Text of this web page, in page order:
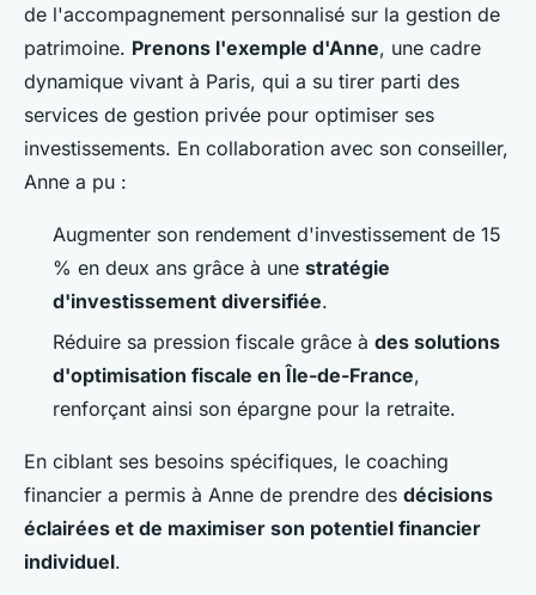
de l'accompagnement personnalisé sur la gestion de
patrimoine. Prenons l'exemple d'Anne, une cadre
dynamique vivant à Paris, qui a su tirer parti des
services de gestion privée pour optimiser ses
investissements. En collaboration avec son conseiller,
Anne a pu :
Augmenter son rendement d'investissement de 15
% en deux ans grâce à une stratégie
d'investissement diversifiée.
Réduire sa pression fiscale grâce à des solutions
d'optimisation fiscale en Île-de-France,
renforçant ainsi son épargne pour la retraite.
En ciblant ses besoins spécifiques, le coaching
financier a permis à Anne de prendre des décisions
éclairées et de maximiser son potentiel financier
individuel.